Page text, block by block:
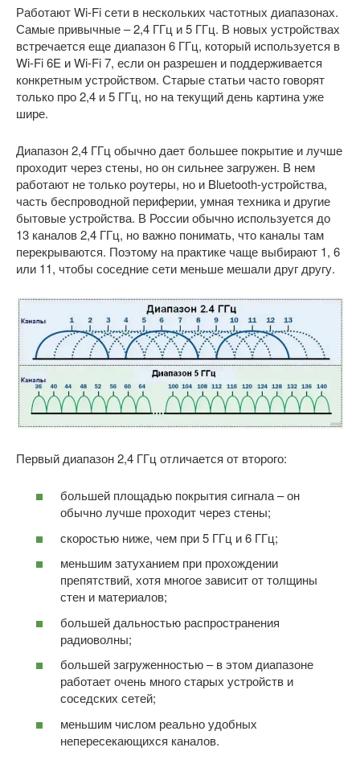
Работают Wi-Fi сети в нескольких частотных диапазонах.
Самые привычные – 2,4 ГГц и 5 ГГц. В новых устройствах
встречается еще диапазон 6 ГГц, который используется в
Wi-Fi 6E и Wi-Fi 7, если он разрешен и поддерживается
конкретным устройством. Старые статьи часто говорят
только про 2,4 и 5 ГГц, но на текущий день картина уже
шире.
Диапазон 2,4 ГГц обычно дает большее покрытие и лучше
проходит через стены, но он сильнее загружен. В нем
работают не только роутеры, но и Bluetooth-устройства,
часть беспроводной периферии, умная техника и другие
бытовые устройства. В России обычно используется до
13 каналов 2,4 ГГц, но важно понимать, что каналы там
перекрываются. Поэтому на практике чаще выбирают 1, 6
или 11, чтобы соседние сети меньше мешали друг другу.
Первый диапазон 2,4 ГГц отличается от второго:
большей площадью покрытия сигнала – он
обычно лучше проходит через стены;
скоростью ниже, чем при 5 ГГц и 6 ГГц;
меньшим затуханием при прохождении
препятствий, хотя многое зависит от толщины
стен и материалов;
большей дальностью распространения
радиоволны;
большей загруженностью – в этом диапазоне
работает очень много старых устройств и
соседских сетей;
меньшим числом реально удобных
непересекающихся каналов.